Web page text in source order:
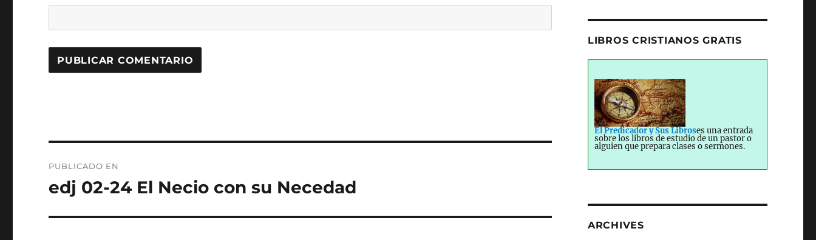
de
PUBLICADO EN
edj 02-24 El Necio con su Necedad
LIBROS CRISTIANOS GRATIS
El Predicador y Sus Libroses una entrada
sobre los libros de estudio de un pastor o
alguien que prepara clases o sermones.
ARCHIVES